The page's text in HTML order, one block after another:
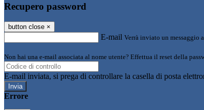
Recupero password
button close ×
E-mail Verrà inviato un messaggio
Non hai una e-mail associata al nome utente? Effettua il reset della
E-mail inviata, si prega di controllare la casella di posta
Errore